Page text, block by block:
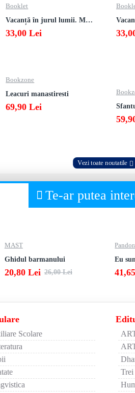
Booklet
Vacanță în jurul lumii. Matematică clasa a VII-a – EDIȚIA 2026
33,00 Lei
Bookzone
Leacuri manastiresti
69,90 Lei
Vezi toate noutatile
Te-ar putea
MAST
Ghidul barmanului
20,80 Lei 26,00 Lei
Eu
Scolare
Trei